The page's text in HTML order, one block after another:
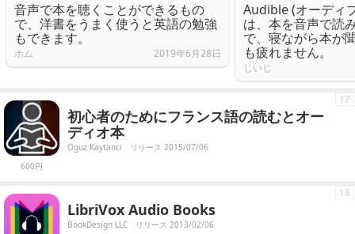
音声で本を聴くことができるもの
で、洋書をうまく使うと英語の勉強
もできます。
ホム 2019年6月28日
Audible (オーディ
は、本を音声で読
で、寝ながら本が
も疲れません。
じいじ
600円
初心者のためにフランス語の読むとオー
ディオ本
Oguz Kaytanci リリース 2015/07/06
17
LibriVox Audio Books
BookDesign LLC リリース 2013/02/06
18